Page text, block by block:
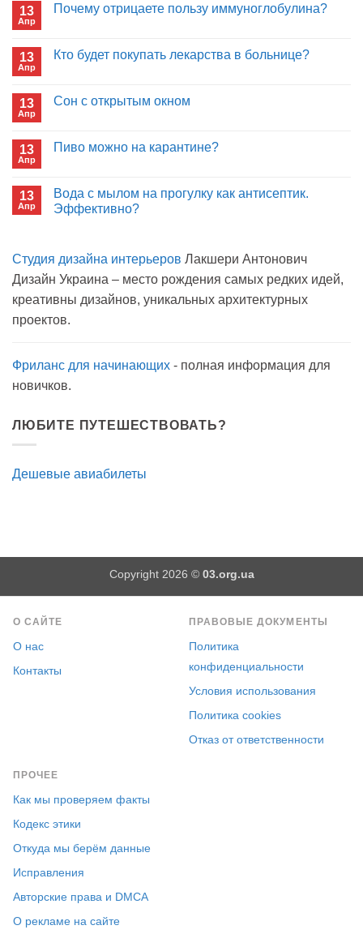
13
Апр
Почему отрицаете пользу иммуноглобулина?
Почему
13
Апр
Кто будет покупать лекарства в больнице?
Кто
в
13
Апр
Сон с открытым окном
Сон
13
Апр
Пиво можно на карантине?
Пиво
можно
13
Апр
Вода с мылом на прогулку как антисептик.
Эффективно?
Вода
мылом
прогулку
антисептик.
Студия дизайна интерьеров Лакшери Антонович
Дизайн Украина – место рождения самых редких идей,
креативны дизайнов, уникальных архитектурных
проектов.
Фриланс для начинающих - полная информация для
новичков.
ЛЮБИТЕ ПУТЕШЕСТВОВАТЬ?
Дешевые авиабилеты
Copyright 2026 © 03.org.ua
О САЙТЕ
О нас
Контакты
ПРАВОВЫЕ ДОКУМЕНТЫ
Политика
конфиденциальности
Условия использования
Политика cookies
Отказ от ответственности
ПРОЧЕЕ
Как мы проверяем факты
Кодекс этики
Откуда мы берём данные
Исправления
Авторские права и DMCA
О рекламе на сайте